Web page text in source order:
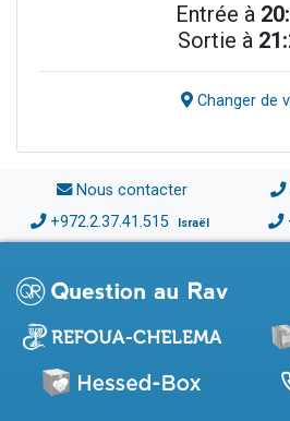
Entrée à
Sortie à
Changer de
Nous contacter
+972.2.37.41.515 Israël